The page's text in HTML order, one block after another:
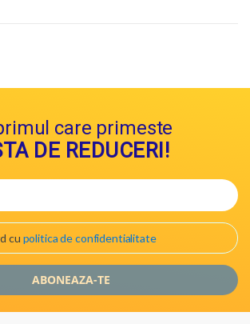
care primeste
DE REDUCERI!
cu politica de confidentialitate